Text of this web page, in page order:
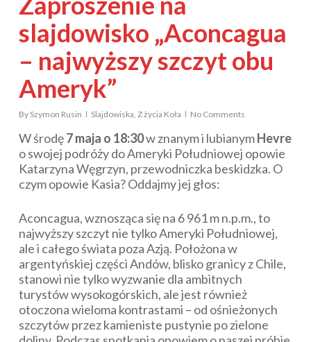
slajdowisko „Aconcagua
– najwyższy szczyt obu
Ameryk”
By Szymon Rusin Slajdowiska, Z życia Koła No Comments
W środę7 maja o 18:30w znanym i lubianymHevre
o swojej podróży do Ameryki Południowej opowie
Katarzyna Węgrzyn, przewodniczka beskidzka. O
czym opowie Kasia? Oddajmy jej głos:
Aconcagua, wznosząca się na 6 961 m n.p.m., to
najwyższy szczyt nie tylko Ameryki Południowej,
ale i całego świata poza Azją. Położona w
argentyńskiej części Andów, blisko granicy z Chile,
stanowi nie tylko wyzwanie dla ambitnych
turystów wysokogórskich, ale jest również
otoczona wieloma kontrastami – od ośnieżonych
szczytów przez kamieniste pustynie po zielone